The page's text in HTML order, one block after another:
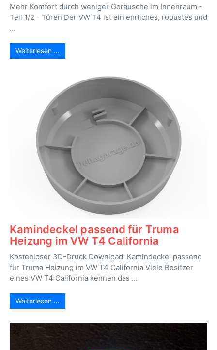
Mehr Komfort durch weniger Geräusche im Innenraum -
Teil 1/2 - Türen Der VW T4 ist ein ehrliches, robustes und
...
Weiterlesen …
Kamindeckel passend für Truma
Heizung im VW T4 California
Kostenloser 3D-Druck Download: Kamindeckel passend
für Truma Heizung im VW T4 California Viele Besitzer
eines VW T4 California kennen das ...
Weiterlesen …